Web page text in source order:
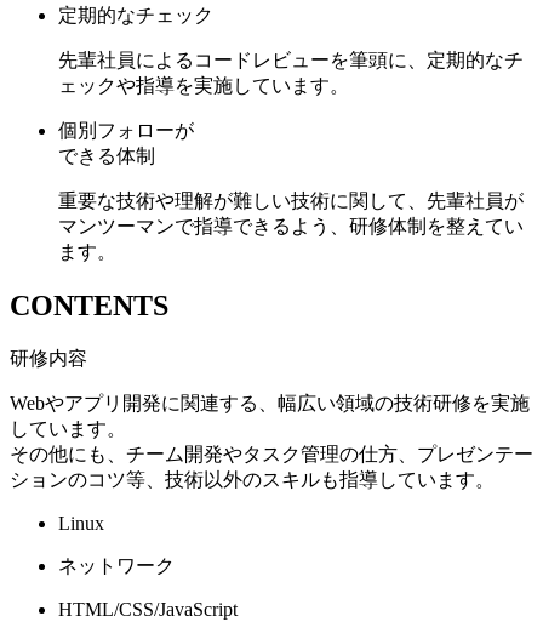
定期的なチェック
先輩社員によるコードレビューを筆頭に、定期的なチ
ェックや指導を実施しています。
個別フォローが
できる体制
重要な技術や理解が難しい技術に関して、先輩社員が
マンツーマンで指導できるよう、研修体制を整えてい
ます。
CONTENTS
研修内容
Webやアプリ開発に関連する、幅広い領域の技術研修を実施
しています。
その他にも、チーム開発やタスク管理の仕方、プレゼンテー
ションのコツ等、技術以外のスキルも指導しています。
Linux
ネットワーク
HTML/CSS/JavaScript